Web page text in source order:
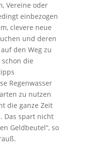
Vereine oder
einbezogen
clevere neue
und deren
den Weg zu
die
Regenwasser
zu nutzen
die ganze Zeit
Das spart nicht
Geldbeutel“, so